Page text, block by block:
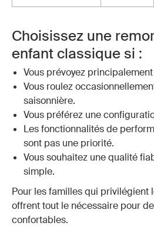
Choisissez une
enfant classique si :
Vous prévoyez
Vous roulez
saisonnière.
Vous préférez une
Les fonctionnalités de
sont pas une priorité.
Vous souhaitez une qualité
simple.
Pour les familles qui privilégient
offrent tout le nécessaire pour
confortables.